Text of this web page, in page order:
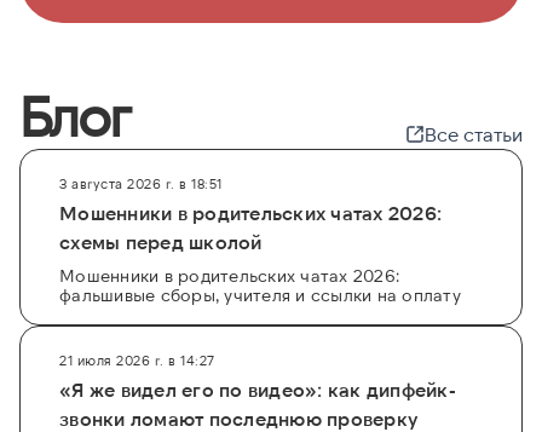
Блог Все статьи
3 августа 2026 г. в 18:51
Мошенники в родительских чатах 2026:
схемы перед школой
Мошенники в родительских чатах 2026:
фальшивые сборы, учителя и ссылки на оплату
21 июля 2026 г. в 14:27
«Я же видел его по видео»: как дипфейк-
звонки ломают последнюю проверку